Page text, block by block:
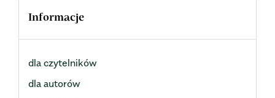
Informacje
dla czytelników
dla autorów